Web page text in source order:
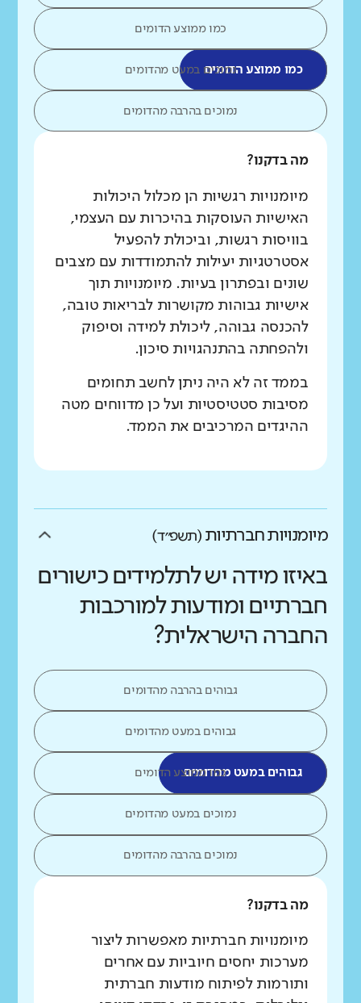
כמו ממוצע הדומים
כמו ממוצע הדומיםנמוכים במעט מהדומים
נמוכים בהרבה מהדומים
מה בדקנו?
מיומנויות רגשיות הן מכלול היכולות
האישיות העוסקות בהיכרות עם העצמי,
בוויסות רגשות, וביכולת להפעיל
אסטרטגיות יעילות להתמודדות עם מצבים
שונים ובפתרון בעיות. מיומנויות תוך
אישיות גבוהות מקושרות לבריאות טובה,
להכנסה גבוהה, ליכולת למידה וסיפוק
ולהפחתה בהתנהגויות סיכון.
בממד זה לא היה ניתן לחשב תחומים
מסיבות סטטיסטיות ועל כן מדווחים מטה
ההיגדים המרכיבים את הממד.
מיומנויות חברתיות (תשפ״ד)
באיזו מידה יש לתלמידים כישורים
חברתיים ומודעות למורכבות
החברה הישראלית?
גבוהים בהרבה מהדומים
גבוהים במעט מהדומים
גבוהים במעט מהדומיםכמו ממוצע הדומים
נמוכים במעט מהדומים
נמוכים בהרבה מהדומים
מה בדקנו?
מיומנויות חברתיות מאפשרות ליצור
מערכות יחסים חיוביות עם אחרים
ותורמות לפיתוח מודעות חברתית